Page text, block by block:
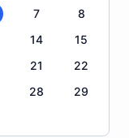
7
8
14
15
21
22
28
29